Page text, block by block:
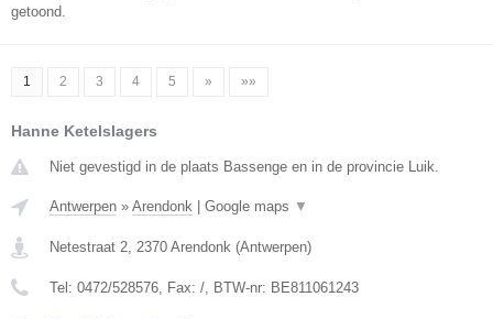
getoond.
1 2 3 4 5 » »»
Hanne Ketelslagers
Niet gevestigd in de plaats Bassenge en in de provincie Luik.
Antwerpen » Arendonk Google maps ▼
Netestraat 2, 2370 Arendonk (Antwerpen)
Tel: 0472/528576, Fax: /, BTW-nr: BE811061243